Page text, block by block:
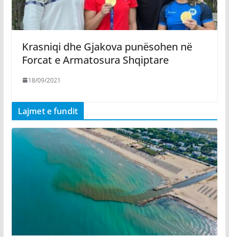
Krasniqi dhe Gjakova punësohen në
Forcat e Armatosura Shqiptare
18/09/2021
Lajmet e fundit